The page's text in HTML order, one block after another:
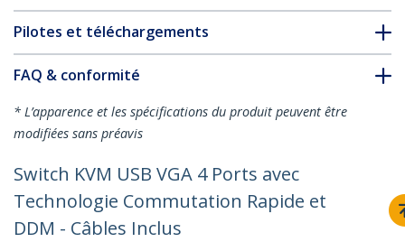
Pilotes et téléchargements
FAQ & conformité
* L’apparence et les spécifications du produit peuvent être
modifiées sans préavis
Switch KVM USB VGA 4 Ports avec
Technologie Commutation Rapide et
DDM - Câbles Inclus